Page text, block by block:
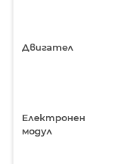
Двигател
Електронен
модул